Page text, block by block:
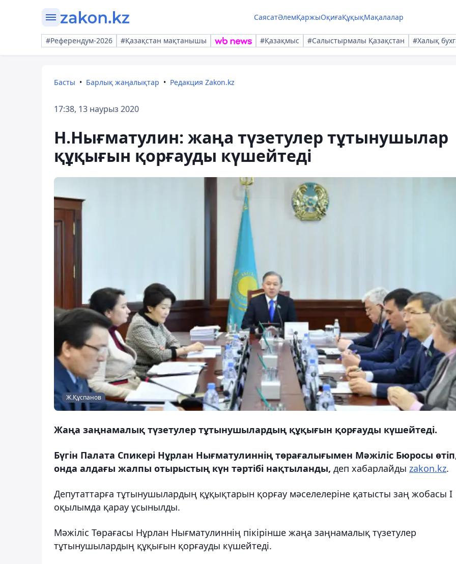
СаясатӘлемҚаржыОқиғаҚұқықМақалалар
#Референдум-2026 #Қазақстан мақтанышы #Қазақмыс #Салыстырмалы Қазақстан #Халық
Басты Барлық жаңалықтар Редакция Zakon.kz
17:38, 13 наурыз 2020
Н.Нығматулин: жаңа түзетулер тұтынушылар
құқығын қорғауды күшейтеді
Ж.Құспанов
Жаңа заңнамалық түзетулер тұтынушылардың құқығын қорғауды күшейтеді.
Бүгін Палата Спикері Нұрлан Нығматулиннің төрағалығымен Мәжіліс Бюросы
онда алдағы жалпы отырыстың күн тәртібі нақтыланды, деп хабарлайды zakon.kz.
Депутаттарға тұтынушылардың құқықтарын қорғау мәселелеріне қатысты заң жобасы I
оқылымда қарау ұсынылды.
Мәжіліс Төрағасы Нұрлан Нығматулиннің пікірінше жаңа заңнамалық түзетулер
тұтынушылардың құқығын қорғауды күшейтеді.